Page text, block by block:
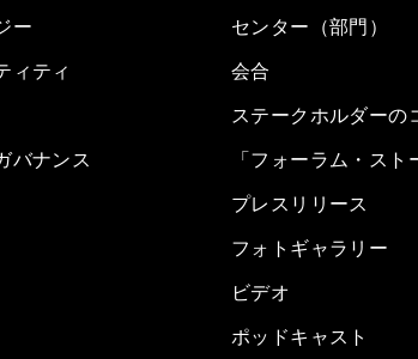
ー
ィティ
バナンス
センター（部門）
会合
ステークホルダーの
「フォーラム・スト
プレスリリース
フォトギャラリー
ビデオ
ポッドキャスト